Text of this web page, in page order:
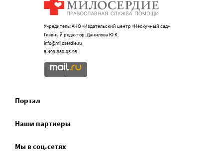
Учредитель: АНО «Издательский центр «Нескучный сад»
Главный редактор: Данилова Ю.К.
info@miloserdie.ru
8-499-350-05-95
Портал
Наши партнеры
Мы в соц.сетях